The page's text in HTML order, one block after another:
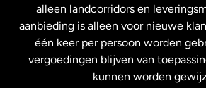
Maleisië
Nederland
alleen landcorridors en
aanbieding is alleen voor nieuwe
één keer per persoon worden
vergoedingen blijven van
kunnen worden